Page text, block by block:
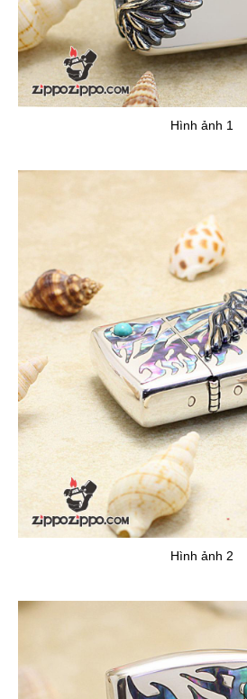
Hình ảnh 1
Hình ảnh 2